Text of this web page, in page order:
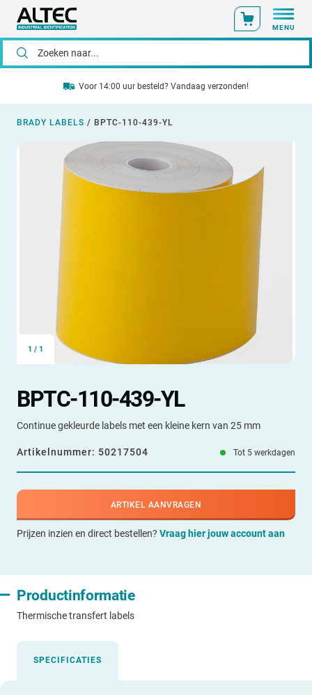
MENU
Voor 14:00 uur besteld? Vandaag verzonden!
BRADY LABELS / BPTC-110-439-YL
1 / 1
BPTC-110-439-YL
Continue gekleurde labels met een kleine kern van 25 mm
Artikelnummer: 50217504 Tot 5 werkdagen
ARTIKEL AANVRAGEN
Prijzen inzien en direct bestellen? Vraag hier jouw account aan
Productinformatie
Thermische transfert labels
SPECIFICATIES